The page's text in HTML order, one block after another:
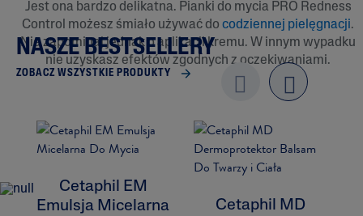
Jest ona bardzo delikatna. Pianki do mycia PRO Redness
Control możesz śmiało używać docodziennej pielęgnacji.
Nie zapominaj jednak o aplikacji kremu. W innym wypadku
nie uzyskasz efektów zgodnych z oczekiwaniami.
NASZE BESTSELLERY
ZOBACZ WSZYSTKIE PRODUKTY
next
Cetaphil EM
Emulsja Micelarna
Cetaphil MD